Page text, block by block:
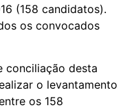
(158 candidatos).
os convocados
conciliação desta
o levantamento
os 158